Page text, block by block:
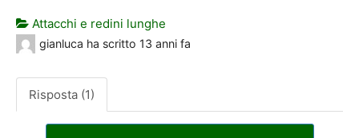
Attacchi e redini lunghe
gianluca ha scritto 13 anni fa
Risposta (1)